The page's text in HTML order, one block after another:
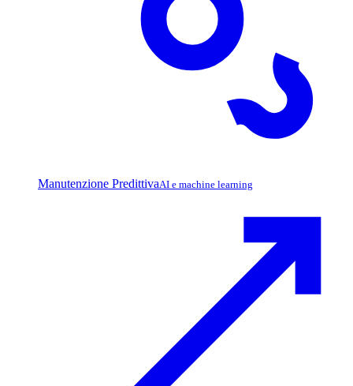
Manutenzione PredittivaAI e machine learning